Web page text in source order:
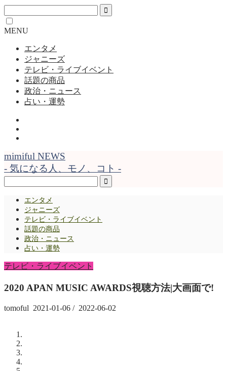
MENU
エンタメ
ジャニーズ
テレビ・ライブイベント
話題の商品
政治・ニュース
占い・運勢
mimiful NEWS
- 気になる人、モノ、コト -
エンタメ
ジャニーズ
テレビ・ライブイベント
話題の商品
政治・ニュース
占い・運勢
テレビ・ライブイベント
2020 APAN MUSIC AWARDS視聴方法|大画面で!
tomoful 2021-01-06 / 2022-06-02